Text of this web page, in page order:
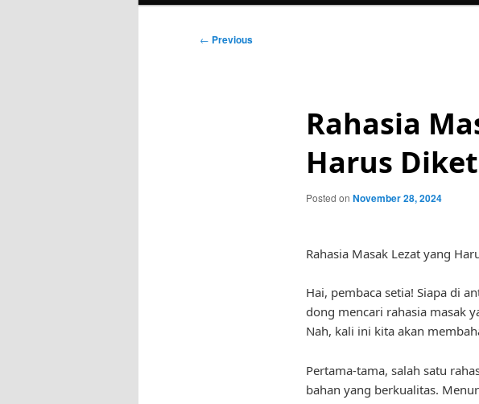
Post
← Previous
Rahasia
Harus
Posted on November 28, 2024
Rahasia Masak Lezat yang
Hai, pembaca setia! Siapa di
dong mencari rahasia masak
Nah, kali ini kita akan
Pertama-tama, salah satu
bahan yang berkualitas.